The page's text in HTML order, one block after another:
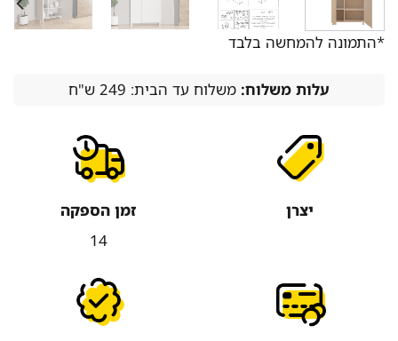
*התמונה להמחשה בלבד
עלות משלוח:משלוח עד הבית: 249 ש"ח
יצרן
זמן הספקה
14